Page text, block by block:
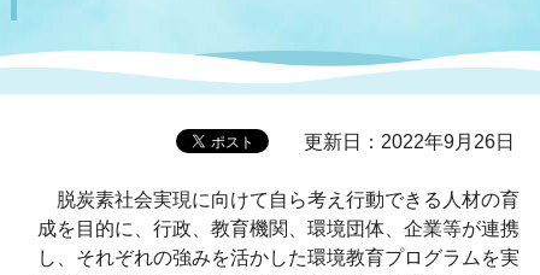
更新日：2022年9月26日
脱炭素社会実現に向けて自ら考え行動できる人材の育
成を目的に、行政、教育機関、環境団体、企業等が連携
し、それぞれの強みを活かした環境教育プログラムを実